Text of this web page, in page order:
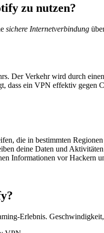
zu nutzen?
sichere Internetverbindung
Der Verkehr wird durch
dass ein VPN effektiv gegen
die in bestimmten Regionen
deine Daten und
Informationen vor Hackern
Erlebnis.